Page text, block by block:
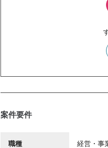
案件要件
職種 経営・事